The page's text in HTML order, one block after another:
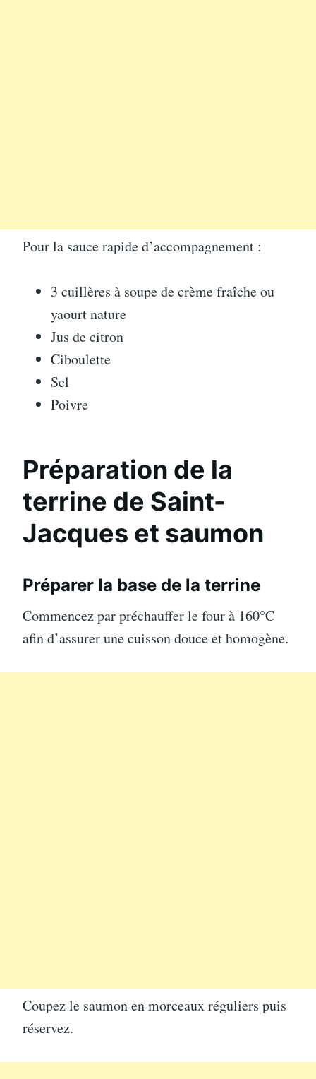
Pour la sauce rapide d’accompagnement :
3 cuillères à soupe de crème fraîche ou
yaourt nature
Jus de citron
Ciboulette
Sel
Poivre
Préparation de la
terrine de Saint-
Jacques et saumon
Préparer la base de la terrine
Commencez par préchauffer le four à 160°C
afin d’assurer une cuisson douce et homogène.
Coupez le saumon en morceaux réguliers puis
réservez.